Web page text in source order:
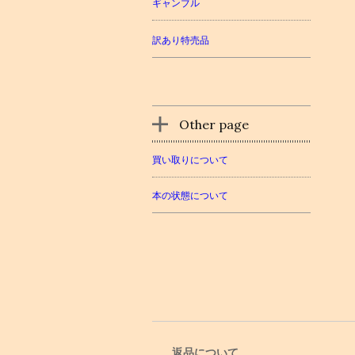
ギャンブル
訳あり特売品
Other page
買い取りについて
本の状態について